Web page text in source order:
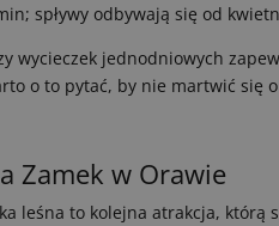
spływy odbywają się od
wycieczek jednodniowych
o to pytać, by nie martwić się
Zamek w Orawie
leśna to kolejna atrakcja,